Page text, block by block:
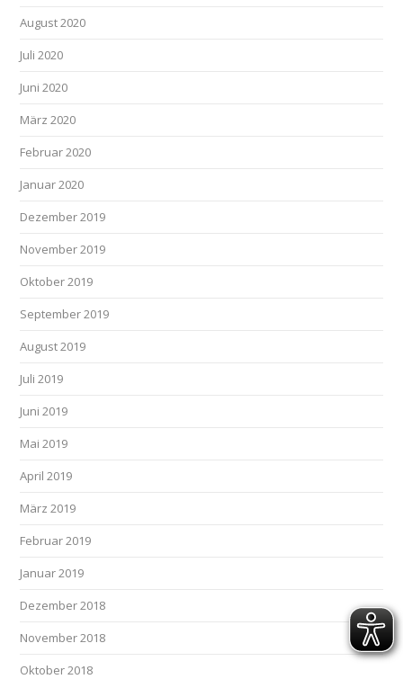
August 2020
Juli 2020
Juni 2020
März 2020
Februar 2020
Januar 2020
Dezember 2019
November 2019
Oktober 2019
September 2019
August 2019
Juli 2019
Juni 2019
Mai 2019
April 2019
März 2019
Februar 2019
Januar 2019
Dezember 2018
November 2018
Oktober 2018